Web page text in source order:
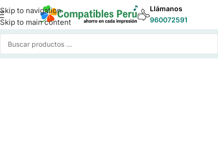
Skip to navigation
Skip to main content
Llámanos
960072591